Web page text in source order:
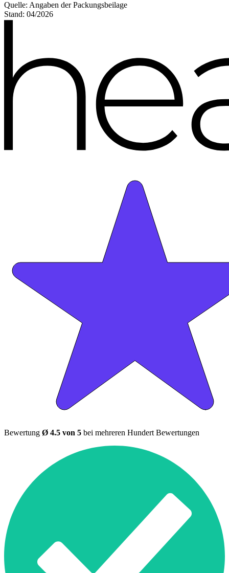
Quelle: Angaben der Packungsbeilage
Stand: 04/2026
Bewertung Ø 4.5 von 5 bei mehreren Hundert Bewertungen